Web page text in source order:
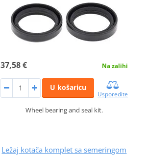
37,58 € Na zalihi
U košaricu
Usporedite
Wheel bearing and seal kit.
Ležaj kotača komplet sa semeringom